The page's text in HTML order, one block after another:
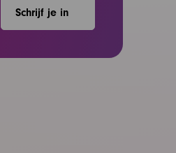
Schrijf je in